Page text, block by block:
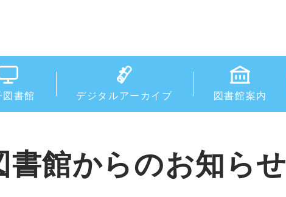
図書館 デジタルアーカイブ 図書館案内
書館からのお知らせ